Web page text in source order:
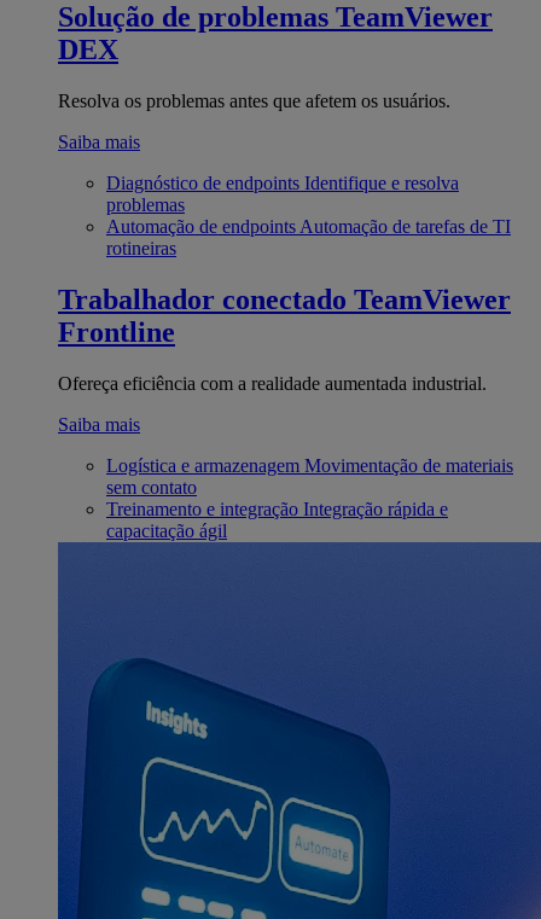
Solução de problemas TeamViewer
DEX
Resolva os problemas antes que afetem os usuários.
Saiba mais
Diagnóstico de endpoints Identifique e resolva
problemas
Automação de endpoints Automação de tarefas de TI
rotineiras
Trabalhador conectado TeamViewer
Frontline
Ofereça eficiência com a realidade aumentada industrial.
Saiba mais
Logística e armazenagem Movimentação de materiais
sem contato
Treinamento e integração Integração rápida e
capacitação ágil